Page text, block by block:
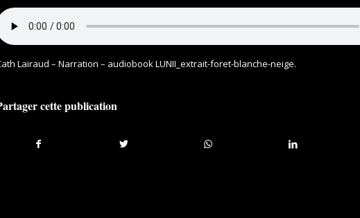
Lairaud – Narration – audiobook LUNII_extrait-foret-blanche-neige.
cette publication